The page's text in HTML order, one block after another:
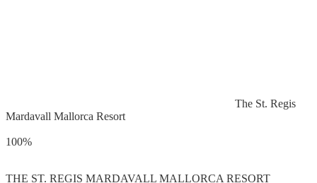
The St. Regis
Mardavall Mallorca Resort
100%
THE ST. REGIS MARDAVALL MALLORCA RESORT